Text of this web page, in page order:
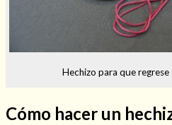
Hechizo para que regrese
Cómo hacer un